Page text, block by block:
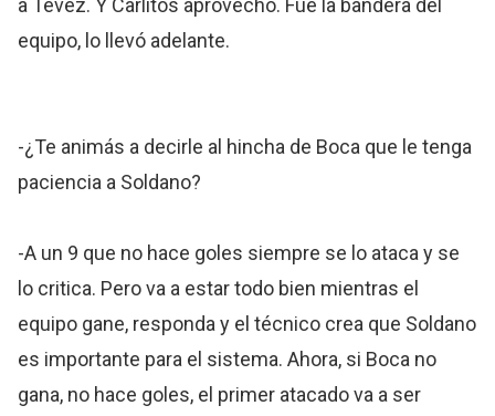
equipo, lo llevó adelante.
-¿Te animás a decirle al hincha de Boca que le tenga
paciencia a Soldano?
-A un 9 que no hace goles siempre se lo ataca y se
lo critica. Pero va a estar todo bien mientras el
equipo gane, responda y el técnico crea que Soldano
es importante para el sistema. Ahora, si Boca no
gana, no hace goles, el primer atacado va a ser